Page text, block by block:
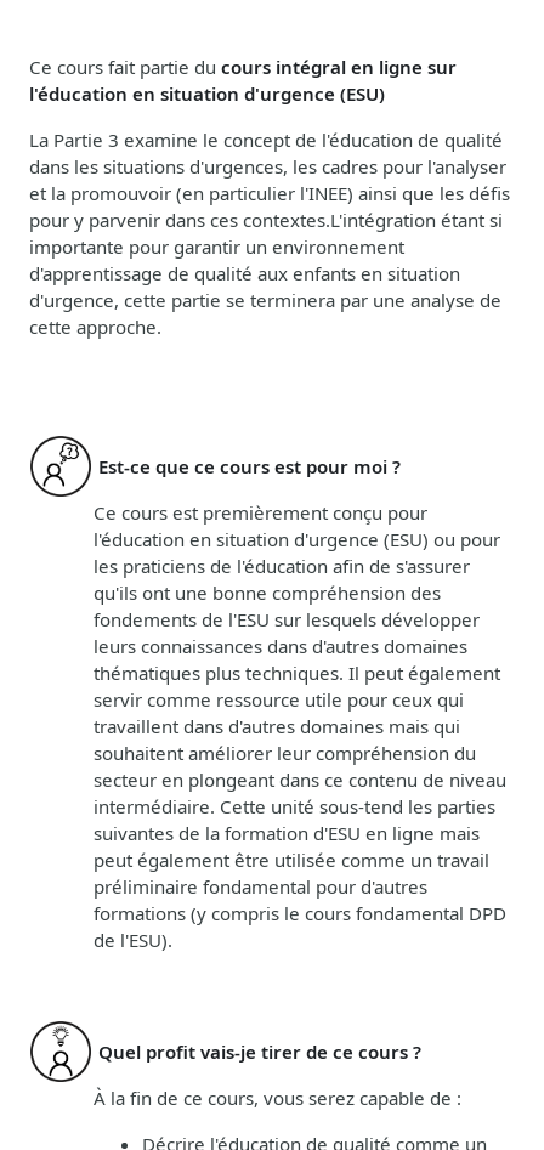
Ce cours fait partie du cours intégral en ligne sur
l'éducation en situation d'urgence (ESU)
La Partie 3 examine le concept de l'éducation de qualité
dans les situations d'urgences, les cadres pour l'analyser
et la promouvoir (en particulier l'INEE) ainsi que les défis
pour y parvenir dans ces contextes.L'intégration étant si
importante pour garantir un environnement
d'apprentissage de qualité aux enfants en situation
d'urgence, cette partie se terminera par une analyse de
cette approche.
Est-ce que ce cours est pour moi ?
Ce cours est premièrement conçu pour
l'éducation en situation d'urgence (ESU) ou pour
les praticiens de l'éducation afin de s'assurer
qu'ils ont une bonne compréhension des
fondements de l'ESU sur lesquels développer
leurs connaissances dans d'autres domaines
thématiques plus techniques. Il peut également
servir comme ressource utile pour ceux qui
travaillent dans d'autres domaines mais qui
souhaitent améliorer leur compréhension du
secteur en plongeant dans ce contenu de niveau
intermédiaire. Cette unité sous-tend les parties
suivantes de la formation d'ESU en ligne mais
peut également être utilisée comme un travail
préliminaire fondamental pour d'autres
formations (y compris le cours fondamental DPD
de l'ESU).
Quel profit vais-je tirer de ce cours ?
À la fin de ce cours, vous serez capable de :
Décrire l'éducation de qualité comme un